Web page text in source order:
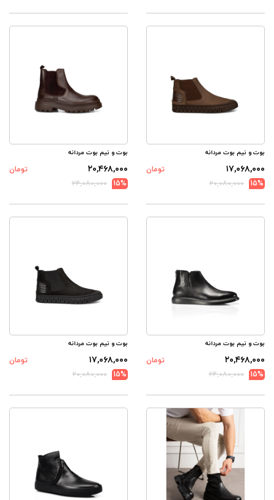
بوت و نیم بوت مردانه
۱۷,۰۶۸,۰۰۰
تومان
15%
۲۰,۰۸۰,۰۰۰
بوت و نیم بوت مردانه
۲۰,۴۶۸,۰۰۰
تومان
15%
۲۴,۰۸۰,۰۰۰
بوت و نیم بوت مردانه
۲۰,۴۶۸,۰۰۰
تومان
15%
۲۴,۰۸۰,۰۰۰
بوت و نیم بوت مردانه
۱۷,۰۶۸,۰۰۰
تومان
15%
۲۰,۰۸۰,۰۰۰